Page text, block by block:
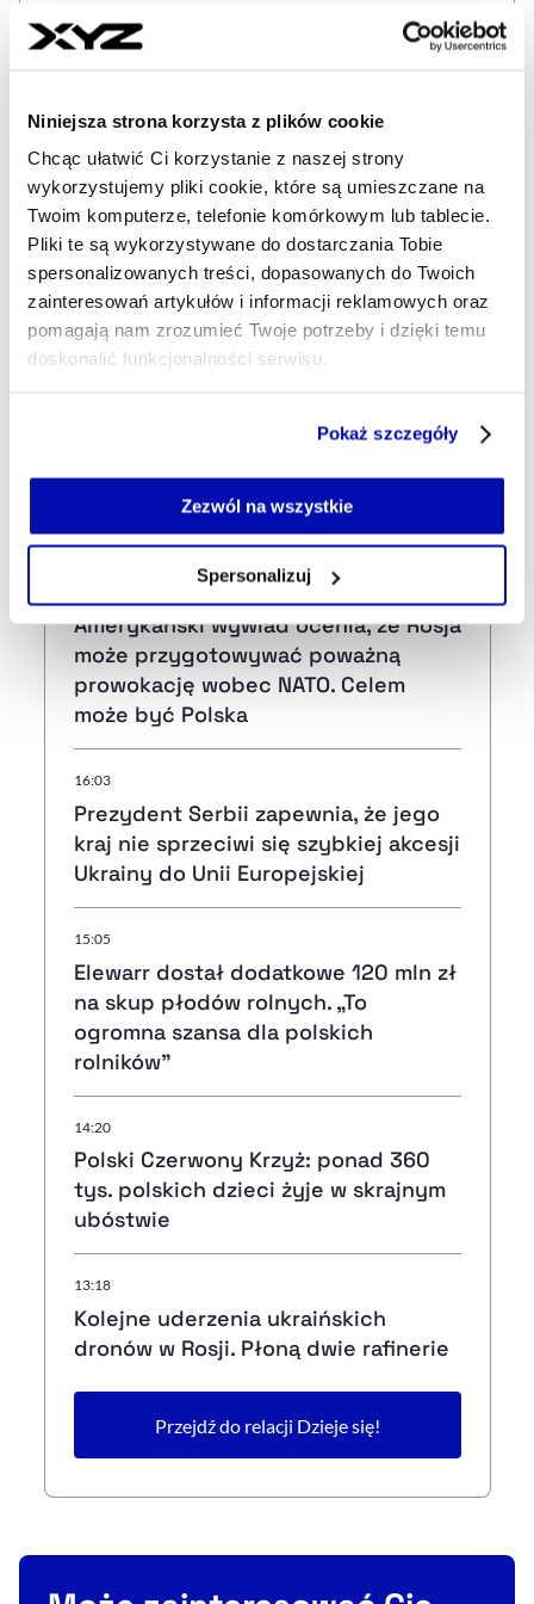
Niniejsza strona korzysta z plików cookie
Chcąc ułatwić Ci korzystanie z naszej strony
wykorzystujemy pliki cookie, które są umieszczane na
Twoim komputerze, telefonie komórkowym lub tablecie.
Pliki te są wykorzystywane do dostarczania Tobie
spersonalizowanych treści, dopasowanych do Twoich
zainteresowań artykułów i informacji reklamowych oraz
pomagają nam zrozumieć Twoje potrzeby i dzięki temu
doskonalić funkcjonalności serwisu.
Jeżeli nie wyrażasz zgody na zapisywanie plików cookie,
możesz łatwo zarządzać swoimi uprawnieniami, np. we
własnej przeglądarce internetowej lub po wybraniu opcji
Polityce Prywatności
Pokaż szczegóły
Zezwól na wszystkie
Spersonalizuj
Ekonomiczne podsumowanie miesiąca –
Najnowsze
Amerykański wywiad ocenia, że Rosja
może przygotowywać poważną
prowokację wobec NATO. Celem
może być Polska
16:03
Prezydent Serbii zapewnia, że jego
kraj nie sprzeciwi się szybkiej akcesji
Ukrainy do Unii Europejskiej
15:05
Elewarr dostał dodatkowe 120 mln zł
na skup płodów rolnych. „To
ogromna szansa dla polskich
rolników”
14:20
Polski Czerwony Krzyż: ponad 360
tys. polskich dzieci żyje w skrajnym
ubóstwie
13:18
Kolejne uderzenia ukraińskich
dronów w Rosji. Płoną dwie rafinerie
Przejdź do relacji Dzieje się!
Tagi INFLACJA GOSPODARKA GUS
Udostępnij Kopiuj link artykułu
Udostępnij na LinkedIn
Udostępnij na Twitterze
Udostępnij na
Udostępnij
Strona główna Na żywo
Inflacja w marcu 2025 r.